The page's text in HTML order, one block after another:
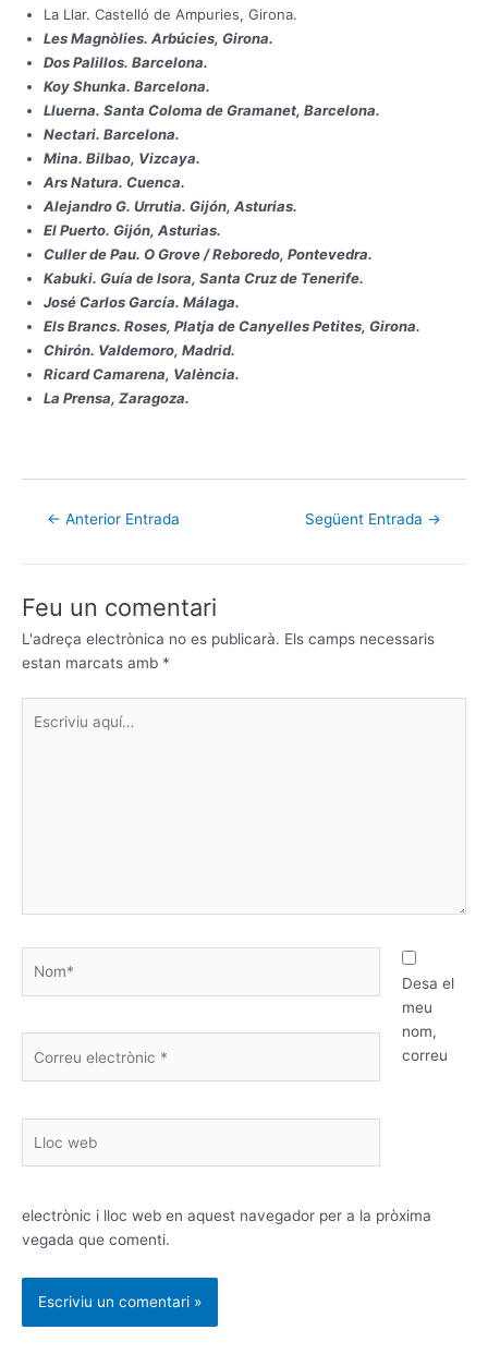
La Llar. Castelló de Ampuries, Girona.
Les Magnòlies. Arbúcies, Girona.
Dos Palillos. Barcelona.
Koy Shunka. Barcelona.
Lluerna. Santa Coloma de Gramanet, Barcelona.
Nectari. Barcelona.
Mina. Bilbao, Vizcaya.
Ars Natura. Cuenca.
Alejandro G. Urrutia. Gijón, Asturias.
El Puerto. Gijón, Asturias.
Culler de Pau. O Grove / Reboredo, Pontevedra.
Kabuki. Guía de Isora, Santa Cruz de Tenerife.
José Carlos García. Málaga.
Els Brancs. Roses, Platja de Canyelles Petites, Girona.
Chirón. Valdemoro, Madrid.
Ricard Camarena, València.
La Prensa, Zaragoza.
← Anterior Entrada Següent Entrada →
Feu un comentari
L'adreça electrònica no es publicarà. Els camps necessaris
estan marcats amb *
aquí…
electrònic
web
Desa el
meu
nom,
correu
electrònic i lloc web en aquest navegador per a la pròxima
vegada que comenti.